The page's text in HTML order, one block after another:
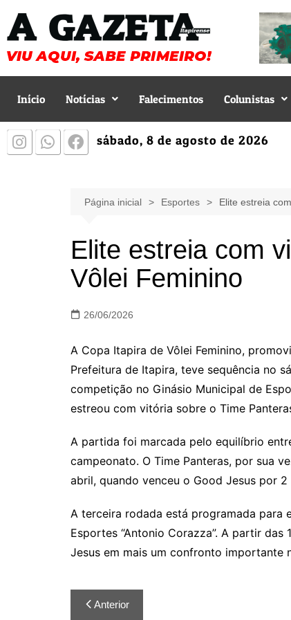
Início Notícias Falecimentos Colunistas
sábado, 8 de agosto de 2026
Página inicial Esportes Elite estreia
Elite estreia com
Vôlei Feminino
26/06/2026
A Copa Itapira de Vôlei Feminino,
Prefeitura de Itapira, teve sequência no
competição no Ginásio Municipal de
estreou com vitória sobre o Time
A partida foi marcada pelo equilíbrio
campeonato. O Time Panteras, por sua
abril, quando venceu o Good Jesus por 2
A terceira rodada está programada para
Esportes “Antonio Corazza”. A partir
Jesus em mais um confronto importante
Anterior